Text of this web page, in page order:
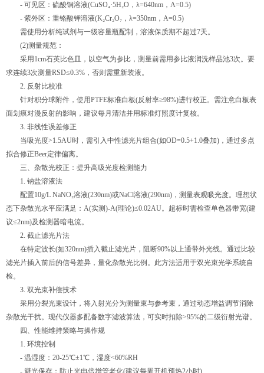
- 可见区：硫酸铜溶液(CuSO₄·5H₂O，λ=640nm，A=0.5)
- 紫外区：重铬酸钾溶液(K₂Cr₂O₇，λ=350nm，A=0.5)
需使用分析纯试剂与一级容量瓶配制，溶液保质期不超过7天。
(2)测量规范：
采用1cm石英比色皿，以空气为参比，测量前需用参比液润洗样品池3次。要
求连续3次测量RSD≤0.3%，否则需重新装液。
2. 反射比校准
针对积分球附件，使用PTFE标准白板(反射率≥98%)进行校正。需注意白板表
面划痕对漫反射的影响，建议每月清洁并用标准灯照度计复核。
3. 非线性误差修正
当吸光度>1.5AU时，需引入中性滤光片组合(如OD=0.5+1.0叠加)，通过多点
拟合修正Beer定律偏离。
三、杂散光校正：提升高吸光度检测能力
1. 钠盐溶液法
配置10g/L NaNO₂溶液(230nm)或NaCl溶液(290nm)，测量表观吸光度。理想状
态下杂散光水平应满足：A(实测)-A(理论)≤0.02AU。超标时需检查单色器带宽(建
议≤2nm)及检测器暗电流。
2. 截止滤光片法
在特定波长(如320nm)插入截止滤光片，阻断90%以上通带外光线。通过比较
滤光片插入前后的信号差异，量化杂散光比例。此方法适用于双光束光学系统自
检。
3. 双光束补偿技术
采用分裂光束设计，将入射光分为测量束与参考束，通过动态增益调节消除
杂散光干扰。现代仪器多配备数字滤波算法，可实时扣除>95%的二级衍射光谱。
四、性能维持策略与操作规
1. 环境控制
- 温湿度：20-25℃±1℃，湿度<60%RH
- 避光保存：防止光电倍增管老化(建议每周开机预热2小时)